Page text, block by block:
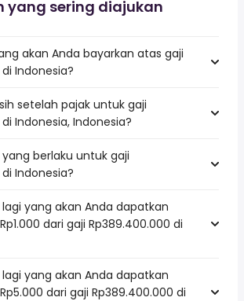
yang sering diajukan
akan Anda bayarkan atas gaji
Indonesia?
setelah pajak untuk gaji
Indonesia, Indonesia?
berlaku untuk gaji
Indonesia?
yang akan Anda dapatkan
dari gaji Rp389.400.000 di
yang akan Anda dapatkan
dari gaji Rp389.400.000 di